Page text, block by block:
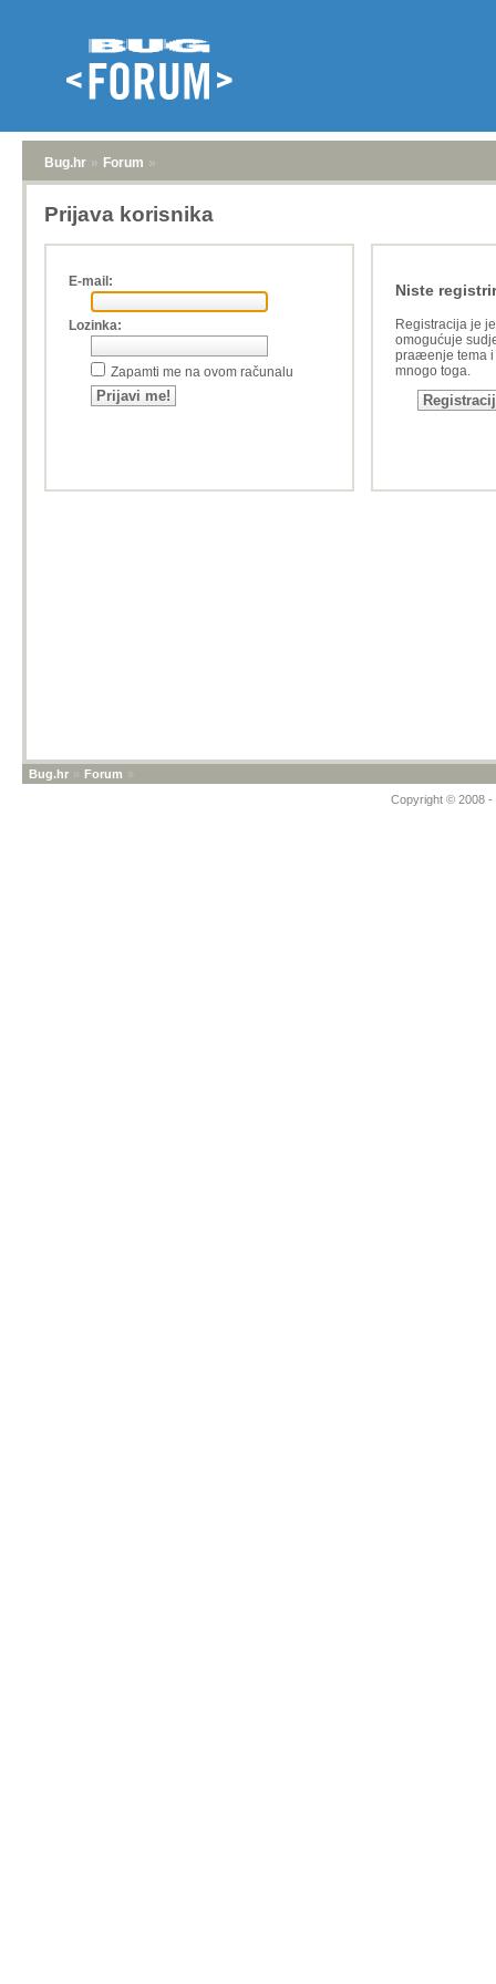
Bug.hr » Forum »
Prijava korisnika
E-mail:
Lozinka:
Zapamti me na ovom računalu
Niste
Registracija je
omogućuje
praæenje tema i
mnogo toga.
Bug.hr » Forum »
Copyright © 2008 -